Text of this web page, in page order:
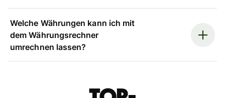
Welche Währungen kann ich mit
dem Währungsrechner
umrechnen lassen?